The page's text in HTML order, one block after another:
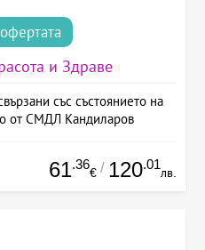
и Здраве
със състоянието на
от СМДЛ Кандиларов
61.36
€ / 120.01
лв.